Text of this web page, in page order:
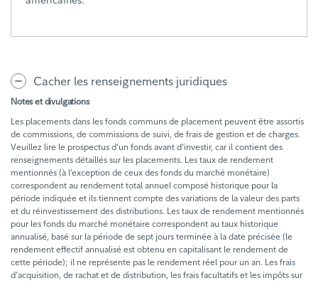
Cacher les renseignements juridiques
Notes et divulgations
Les placements dans les fonds communs de placement peuvent être assortis
de commissions, de commissions de suivi, de frais de gestion et de charges.
Veuillez lire le prospectus d’un fonds avant d’investir, car il contient des
renseignements détaillés sur les placements. Les taux de rendement
mentionnés (à l’exception de ceux des fonds du marché monétaire)
correspondent au rendement total annuel composé historique pour la
période indiquée et ils tiennent compte des variations de la valeur des parts
et du réinvestissement des distributions. Les taux de rendement mentionnés
pour les fonds du marché monétaire correspondent au taux historique
annualisé, basé sur la période de sept jours terminée à la date précisée (le
rendement effectif annualisé est obtenu en capitalisant le rendement de
cette période); il ne représente pas le rendement réel pour un an. Les frais
d’acquisition, de rachat et de distribution, les frais facultatifs et les impôts sur